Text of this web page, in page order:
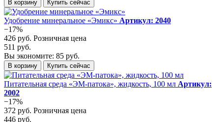
В корзину Купить сейчас
Удобрение минеральное «Эмикс» Артикул: 2040
−17%
426 руб. Розничная цена
511 руб.
Вы экономите: 85 руб.
В корзину Купить сейчас
Питательная среда «ЭМ-патока», жидкость, 100 мл Артикул:
2002
−17%
372 руб. Розничная цена
446 руб.